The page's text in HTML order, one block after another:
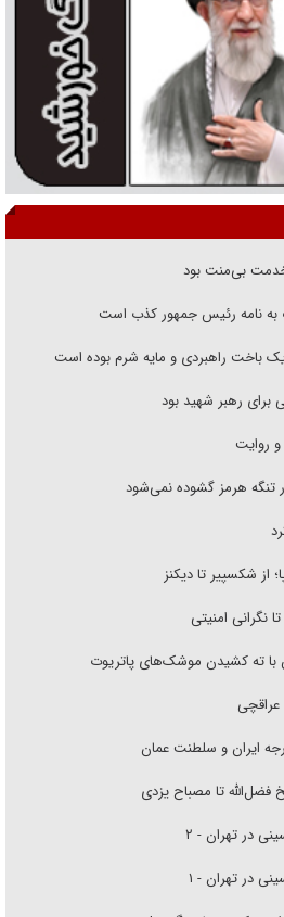
بی‌منت بود
به نامه رئیس جمهور کذب است
یک باخت راهبردی و مایه شرم بوده است
رهبر شهید بود
روایت
هرمز گشوده نمی‌شود
از شکسپیر تا دیکنز
نگرانی امنیتی
با ته کشیدن موشک‌های پاتریوت
عراقچی
ایران و سلطنت عمان
فضل‌الله تا مصباح یزدی
در تهران - ۲
در تهران - ۱